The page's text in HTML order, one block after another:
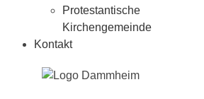
Protestantische
Kirchengemeinde
Kontakt